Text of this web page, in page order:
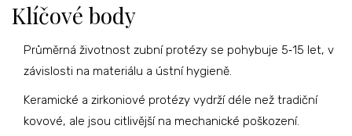
Klíčové body
Průměrná životnost zubní protézy se pohybuje 5‑15 let, v
závislosti na materiálu a ústní hygieně.
Keramické a zirkoniové protézy vydrží déle než tradiční
kovové, ale jsou citlivější na mechanické poškození.